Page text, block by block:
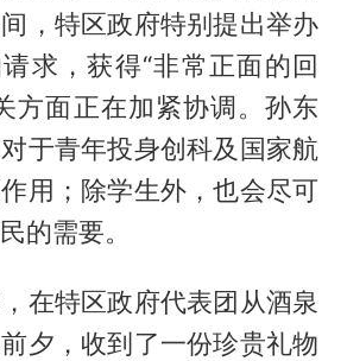
，特区政府特别提出举办
求，获得“非常正面的回
方面正在加紧协调。孙东
于青年投身创科及国家航
用；除学生外，也会尽可
的需要。
在特区政府代表团从酒泉
夕，收到了一份珍贵礼物